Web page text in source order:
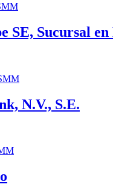
SE, Sucursal en
N.V., S.E.